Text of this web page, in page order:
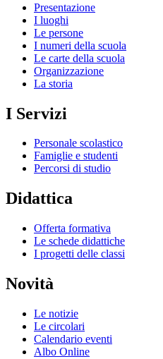
Presentazione
I luoghi
Le persone
I numeri della scuola
Le carte della scuola
Organizzazione
La storia
I Servizi
Personale scolastico
Famiglie e studenti
Percorsi di studio
Didattica
Offerta formativa
Le schede didattiche
I progetti delle classi
Novità
Le notizie
Le circolari
Calendario eventi
Albo Online